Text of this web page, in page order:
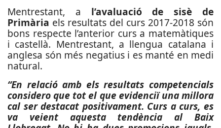
Mentrestant, a l’avaluació de sisè de
Primària els resultats del curs 2017-2018 són
bons respecte l’anterior curs a matemàtiques
i castellà. Mentrestant, a llengua catalana i
anglesa són més negatius i es manté en medi
natural.
“En relació amb els resultats competencials
considero que tot el que evidenciï una millora
cal ser destacat positivament. Curs a curs, es
va veient aquesta tendència al Baix